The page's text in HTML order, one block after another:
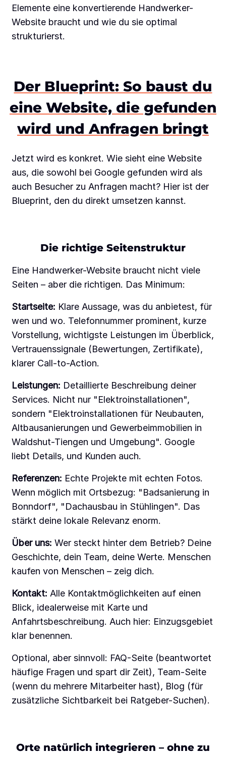
Elemente eine konvertierende Handwerker-
Website braucht und wie du sie optimal
strukturierst.
Der Blueprint: So baust du
eine Website, die gefunden
wird und Anfragen bringt
Jetzt wird es konkret. Wie sieht eine Website
aus, die sowohl bei Google gefunden wird als
auch Besucher zu Anfragen macht? Hier ist der
Blueprint, den du direkt umsetzen kannst.
Die richtige Seitenstruktur
Eine Handwerker-Website braucht nicht viele
Seiten – aber die richtigen. Das Minimum:
Startseite: Klare Aussage, was du anbietest, für
wen und wo. Telefonnummer prominent, kurze
Vorstellung, wichtigste Leistungen im Überblick,
Vertrauenssignale (Bewertungen, Zertifikate),
klarer Call-to-Action.
Leistungen: Detaillierte Beschreibung deiner
Services. Nicht nur "Elektroinstallationen",
sondern "Elektroinstallationen für Neubauten,
Altbausanierungen und Gewerbeimmobilien in
Waldshut-Tiengen und Umgebung". Google
liebt Details, und Kunden auch.
Referenzen: Echte Projekte mit echten Fotos.
Wenn möglich mit Ortsbezug: "Badsanierung in
Bonndorf", "Dachausbau in Stühlingen". Das
stärkt deine lokale Relevanz enorm.
Über uns: Wer steckt hinter dem Betrieb? Deine
Geschichte, dein Team, deine Werte. Menschen
kaufen von Menschen – zeig dich.
Kontakt: Alle Kontaktmöglichkeiten auf einen
Blick, idealerweise mit Karte und
Anfahrtsbeschreibung. Auch hier: Einzugsgebiet
klar benennen.
Optional, aber sinnvoll: FAQ-Seite (beantwortet
häufige Fragen und spart dir Zeit), Team-Seite
(wenn du mehrere Mitarbeiter hast), Blog (für
zusätzliche Sichtbarkeit bei Ratgeber-Suchen).
Orte natürlich integrieren – ohne zu